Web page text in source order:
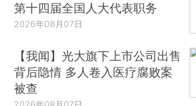
第十四届全国人大代表职务
2026年08月07日
【我闻】光大旗下上市公司出售
背后隐情 多人卷入医疗腐败案
被查